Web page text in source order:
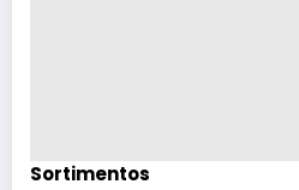
Sortimentos